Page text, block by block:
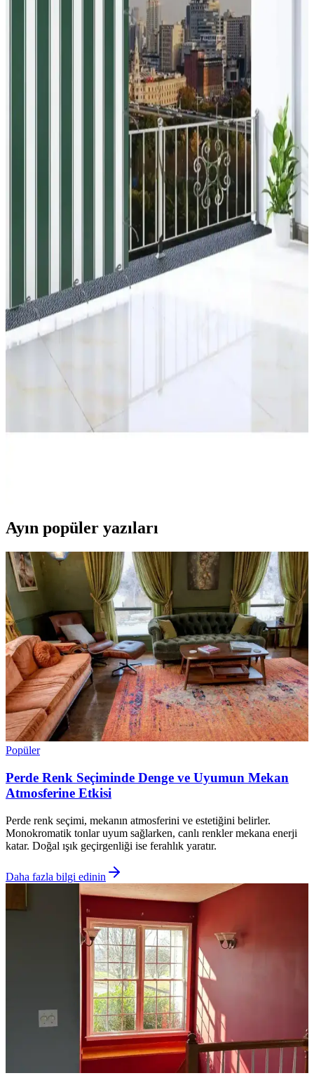
Balkon Sehpa Modelleri: Güncel Bilgi Eksikliği ve
Detaylı İnceleme Gerekliliği
Balkon sehpa modelleri hakkında mevcut bilgiler yetersiz. Ürün
detayları ve modeller için uzman kaynakların incelenmesi gerekiyor.
Mevcut veriler kapsamlı analiz için yeterli değil.
Boss Concept Mutfak ve Balkon Masası ile Sandalye
Takımı Değerlendirmesi ve Kullanıcı Yorumları
Boss Concept tarafından tasarlanan mutfak ve balkon masası ile
sandalye takımı, modern görünüm ve dayanıklılık özellikleriyle öne
çıkıyor. Ancak, malzeme kalitesi ve montaj sorunları kullanıcı
yorumlarında öne çıkan noktalar arasında yer alıyor.
Serin Home Collection Beyaz Katlanabilir Plise
Perde: Modern ve Pratik Çözüm İçin Uygun
Serin Home Collection'un beyaz katlanabilir plise perde, estetik ve
fonksiyonelliği bir arada sunar. Kolay montajı ve dayanıklı polyester
kumaşıyla iç ve dış mekanlarda şıklık ve mahremiyet sağlar.
Retodesign 3'lü Metal Siyah Yuvarlak Çiçeklik Seti
Modern ve Dayanıklı Dekorasyon Çözümü
dayanıklı yapısıyla iç ve dış mekanlara şıklık katıyor, farklı
boyutlarıyla çok yönlü kullanım sunar.
Ercanlı Balkon Perdesi Branda Kumaşı Modern ve
Dayanıklı Tasarımıyla Balkon Koruma Çözümü
Ayın popüler yazıları
Popüler
Perde Renk Seçiminde Denge ve Uyumun Mekan
Atmosferine Etkisi
Perde renk seçimi, mekanın atmosferini ve estetiğini belirler.
Monokromatik tonlar uyum sağlarken, canlı renkler mekana enerji
katar. Doğal ışık geçirgenliği ise ferahlık yaratır.
Daha fazla bilgi edinin